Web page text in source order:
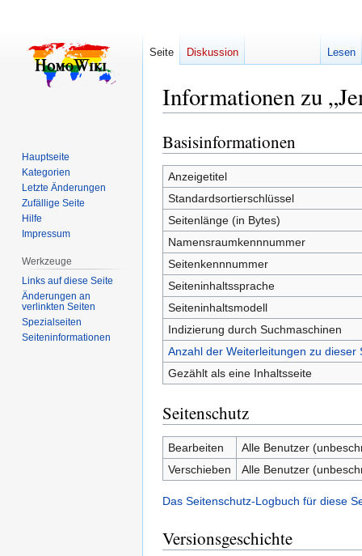
Informationen zu
Zur
Navigation
springen
Zur
Suche
springen
Basisinformationen
Anzeigetitel
Standardsortierschlüssel
Seitenlänge (in Bytes)
Namensraumkennnummer
Seitenkennnummer
Seiteninhaltssprache
Seiteninhaltsmodell
Indizierung durch Suchmaschinen
Anzahl der Weiterleitungen zu dieser
Gezählt als eine Inhaltsseite
Seitenschutz
Bearbeiten
Alle Benutzer
Verschieben
Alle Benutzer
Das Seitenschutz-Logbuch für diese
Versionsgeschichte
Seite Diskussion Lesen
Hauptseite
Kategorien
Letzte Änderungen
Zufällige Seite
Hilfe
Impressum
Werkzeuge
Links auf diese Seite
Änderungen an
verlinkten Seiten
Spezialseiten
Seiten­­informationen